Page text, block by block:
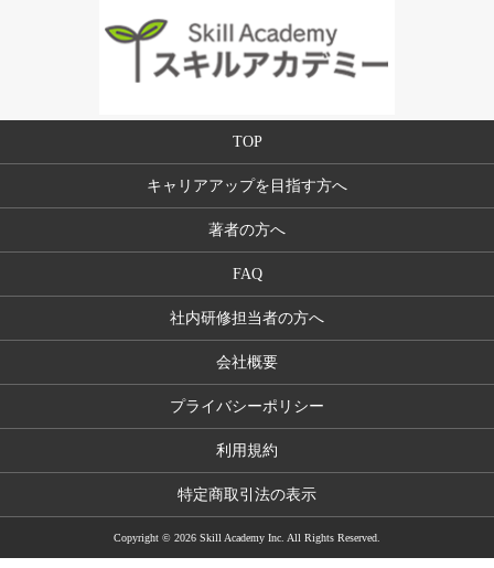
TOP
キャリアアップを目指す方へ
著者の方へ
FAQ
社内研修担当者の方へ
会社概要
プライバシーポリシー
利用規約
特定商取引法の表示
Copyright © 2026 Skill Academy Inc. All Rights Reserved.